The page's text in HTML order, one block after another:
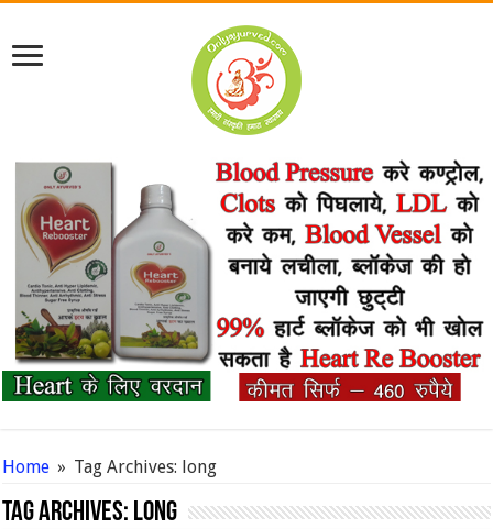
Home » Tag Archives: long
Tag Archives: long